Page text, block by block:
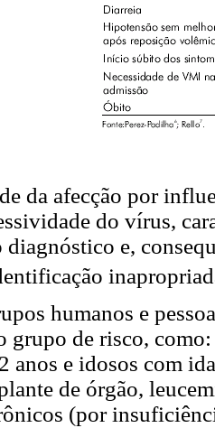
da afecção por
do vírus,
diagnóstico e,
humanos e
grupo de risco,
anos e idosos com
de órgão,
(por